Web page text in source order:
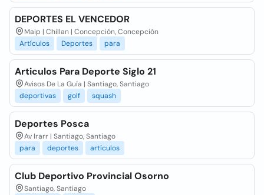
DEPORTES EL VENCEDOR
Maip | Chillan | Concepción, Concepción
Artículos
Deportes para
Articulos Para Deporte Siglo 21
Avisos De La Guía | Santiago, Santiago
deportivas
golf squash
Deportes Posca
Av Irarr | Santiago, Santiago
para
deportes artículos
Club Deportivo Provincial Osorno
Santiago, Santiago